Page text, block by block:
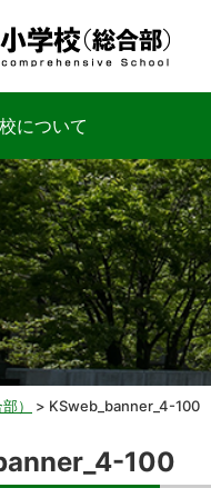
について
） > KSweb_banner_4-100
100